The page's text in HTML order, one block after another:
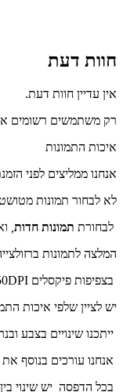
חוות דעת
אין עדיין חוות דעת.
רק משתמשים רשומים
איכות התמונות
אנחנו ממליצים לפני
לא לבחור תמונות
לבחורת תמונות חדות
המלצה לתמונות
בצפיפות פיקסלים 150DPI.
יש לציין שלפי איכות
ייתכנו שינויים בצבע
אנחנו עורכים בנוסף
בכל הדפסה יש שינוי